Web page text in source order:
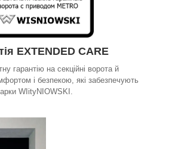
EXTENDED CARE
гарантію на секційні ворота й
і безпекою, які забезпечують
WIityNIOWSKI.